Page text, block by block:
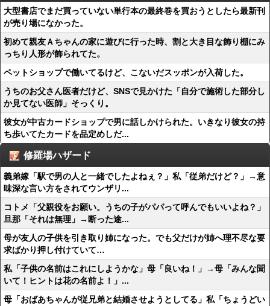
大型書店でまだ買っていない単行本の最終巻を買おうとしたら最新刊
が売り場になかった。
初めて親友Ａちゃんの家に遊びに行った時、割と大き目な飾り棚にみ
っちり人形が飾られてた。
ペットショップで働いてるけど、こないだスッポンが入荷した。
うちのお父さん医者だけど、SNSで見かけた「自分で施術した部分し
か見てない医師」そっくり。
彼女が中古カードショップで男に話しかけられた。いきなり彼女の持
ち歩いてたカードを品定めしだ...
修羅場ハザード
義弟嫁「駅で男の人と一緒でしたよねぇ？」私「従弟だけど？」→意
味深な言い方をされてウンザリ...
コトメ「父親役をお願い。うちの子がパパって呼んでもいいよね？」
旦那「それは無理」→断った途...
母が友人の子供を引き取り姉になった。でも父だけが姉へ理不尽な要
求ばかり押し付けていて…
私「子供の名前はこれにしようかな」母「良いね！」→母「みんな聞
いて！ヒントは花の名前よ！」...
母「おばあちゃんが従兄弟と結婚させようとしてる」私「ちょうどい